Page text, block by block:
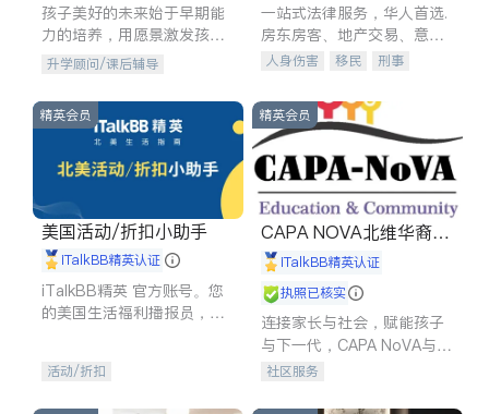
孩子美好的未来始于早期能
力的培养，用愿景激发孩子
的学习潜力和动力。理念：
拥有成长型心态是成功的基
石。
升学顾问/课后辅导
一站式法律服务，华人首选.
房东房客、地产交易、意外
伤害、车祸重伤、商业诉
建筑合同、刑事案件全包办
人身伤害 移民
刑事
信托/遗嘱
商业
索赔
律师-其它 保释
精英会员
美国活动/折扣小助手
iTalkBB精英认证
iTalkBB精英 官方账号。您
的美国生活福利播报员，精
专属福利。
活动/折扣
精英会员
CAPA NOVA北维华裔家
长会iTalkBB精英认证
执照已核实
连接家长与社会，赋能孩子
与下一代，CAPA NoVA与您
携手建设包容、公平、充满
社区服务